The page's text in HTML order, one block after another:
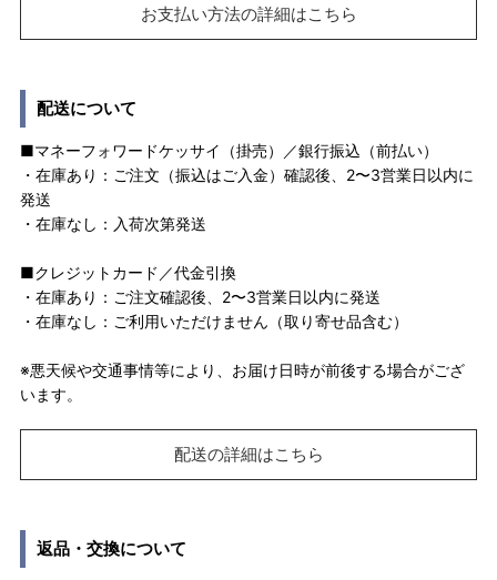
お支払い方法の詳細はこちら
配送について
■マネーフォワードケッサイ（掛売）／銀行振込（前払い）
・在庫あり：ご注文（振込はご入金）確認後、2〜3営業日以内に
発送
・在庫なし：入荷次第発送
■クレジットカード／代金引換
・在庫あり：ご注文確認後、2〜3営業日以内に発送
・在庫なし：ご利用いただけません（取り寄せ品含む）
※悪天候や交通事情等により、お届け日時が前後する場合がござ
います。
配送の詳細はこちら
返品・交換について